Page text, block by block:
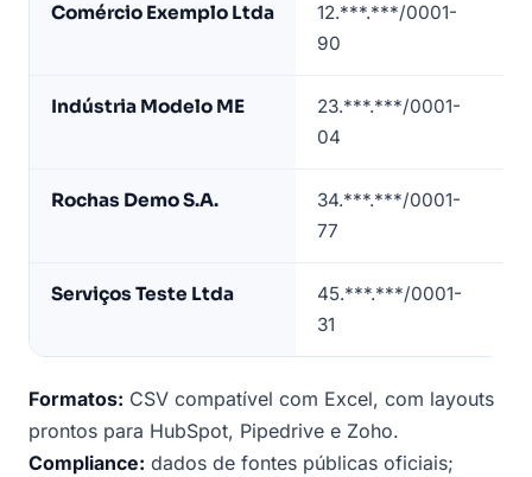
empresas
Santo
exemplo)
Comércio Exemplo Ltda
12.***.***/0001-
90
Indústria Modelo ME
23.***.***/0001-
04
Rochas Demo S.A.
34.***.***/0001-
77
Serviços Teste Ltda
45.***.***/0001-
31
Formatos: CSV compatível com Excel, com layouts
prontos para HubSpot, Pipedrive e Zoho.
Compliance: dados de fontes públicas oficiais;